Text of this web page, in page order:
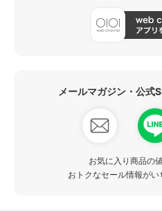
メールマガジン・公式
お気に入り商品の
おトクなセール情報がい